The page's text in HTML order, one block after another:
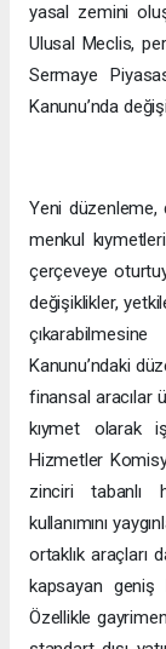
yasal zemini
Ulusal Meclis,
Sermaye
Kanunu’nda
Yeni düzenleme,
menkul
çerçeveye
değişiklikler,
Kanunu’ndaki
finansal aracılar
kıymet olarak
Hizmetler
zinciri tabanlı
kullanımını
ortaklık araçları
kapsayan geniş
Özellikle